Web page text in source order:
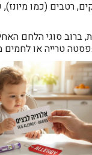
רטבים (כמו
ברוב סוגי הלחם
טרייה או לחמים